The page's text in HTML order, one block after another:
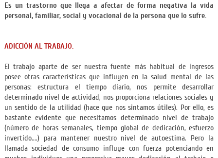
Es un trastorno que llega a afectar de forma negativa la vida
personal, familiar, social y vocacional de la persona que lo sufre.
ADICCIÓN AL TRABAJO.
El trabajo aparte de ser nuestra fuente más habitual de ingresos
posee otras características que influyen en la salud mental de las
personas: estructura el tiempo diario, nos permite desarrollar
determinado nivel de actividad, nos proporciona relaciones sociales y
un sentido de la utilidad (hace que nos sintamos útiles). Por ello, es
bastante evidente que necesitamos determinado nivel de trabajo
(número de horas semanales, tiempo global de dedicación, esfuerzo
invertido....) para mantener nuestro nivel de autoestima. Pero la
llamada sociedad de consumo influye con fuerza potenciando en